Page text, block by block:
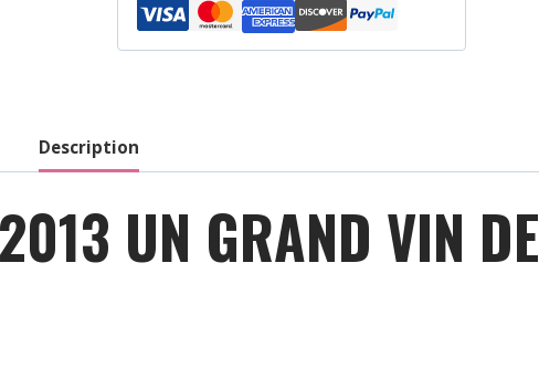
Castillon-
Cotes
-
Rouge
Description
UN GRAND VIN DE